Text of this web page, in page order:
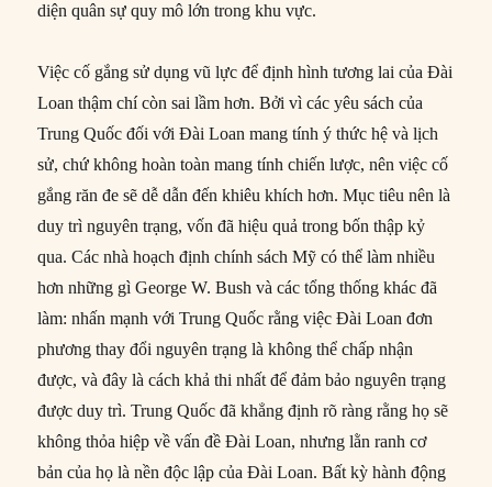
diện quân sự quy mô lớn trong khu vực.
Việc cố gắng sử dụng vũ lực để định hình tương lai của Đài
Loan thậm chí còn sai lầm hơn. Bởi vì các yêu sách của
Trung Quốc đối với Đài Loan mang tính ý thức hệ và lịch
sử, chứ không hoàn toàn mang tính chiến lược, nên việc cố
gắng răn đe sẽ dễ dẫn đến khiêu khích hơn. Mục tiêu nên là
duy trì nguyên trạng, vốn đã hiệu quả trong bốn thập kỷ
qua. Các nhà hoạch định chính sách Mỹ có thể làm nhiều
hơn những gì George W. Bush và các tổng thống khác đã
làm: nhấn mạnh với Trung Quốc rằng việc Đài Loan đơn
phương thay đổi nguyên trạng là không thể chấp nhận
được, và đây là cách khả thi nhất để đảm bảo nguyên trạng
được duy trì. Trung Quốc đã khẳng định rõ ràng rằng họ sẽ
không thỏa hiệp về vấn đề Đài Loan, nhưng lằn ranh cơ
bản của họ là nền độc lập của Đài Loan. Bất kỳ hành động